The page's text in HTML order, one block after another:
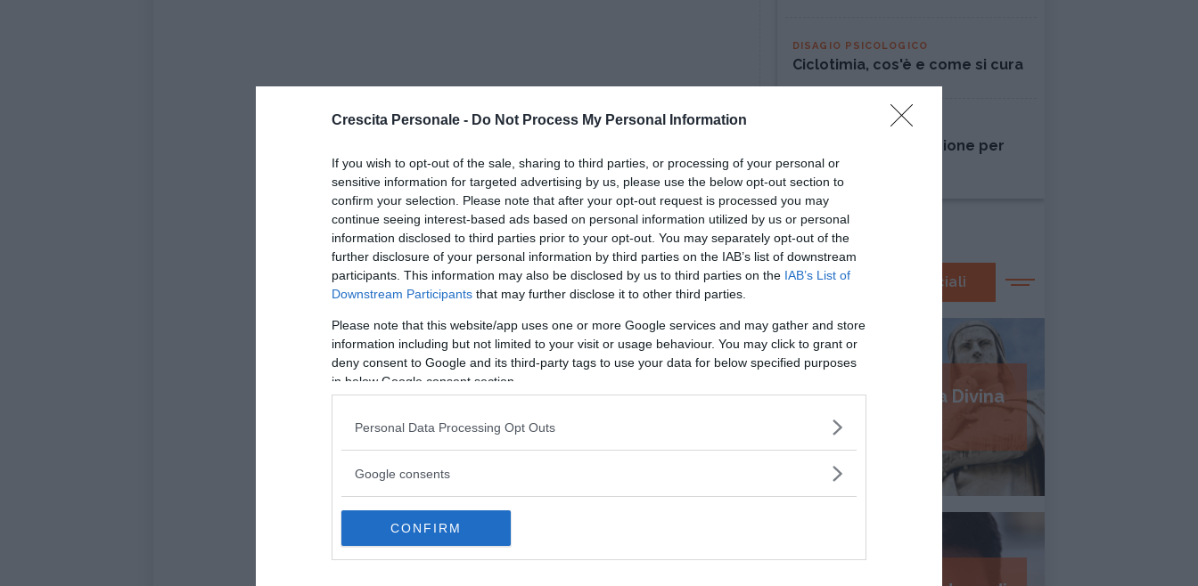
Crescita Personale - Do Not Process My Personal Information
If you wish to opt-out of the sale, sharing to third parties, or processing of your personal or
sensitive information for targeted advertising by us, please use the below opt-out section to
confirm your selection. Please note that after your opt-out request is processed you may
continue seeing interest-based ads based on personal information utilized by us or personal
information disclosed to third parties prior to your opt-out. You may separately opt-out of the
further disclosure of your personal information by third parties on the IAB’s list of downstream
participants. This information may also be disclosed by us to third parties on the IAB’s List of
Downstream Participants that may further disclose it to other third parties.
Please note that this website/app uses one or more Google services and may gather and store
information including but not limited to your visit or usage behaviour. You may click to grant or
deny consent to Google and its third-party tags to use your data for below specified purposes
in below Google consent section.
Personal Data Processing Opt Outs
Google consents
CONFIRM
DISAGIO PSICOLOGICO
Ciclotimia, cos'è e come si cura
Liberarsi dall'ossessione per
una persona
I nostri speciali
Psicologia della Divina
Commedia